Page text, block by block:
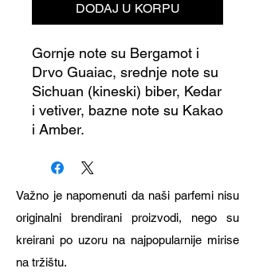
DODAJ U KORPU
Gornje note su Bergamot i
Drvo Guaiac, srednje note su
Sichuan (kineski) biber, Kedar
i vetiver, bazne note su Kakao
i Amber.
Važno je napomenuti da naši parfemi nisu
originalni brendirani proizvodi, nego su
kreirani po uzoru na najpopularnije mirise
na tržištu.